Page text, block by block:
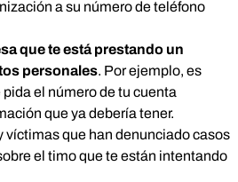
a su número de teléfono
que te está prestando un
personales. Por ejemplo, es
el número de tu cuenta
que ya debería tener.
víctimas que han denunciado casos
el timo que te están intentando